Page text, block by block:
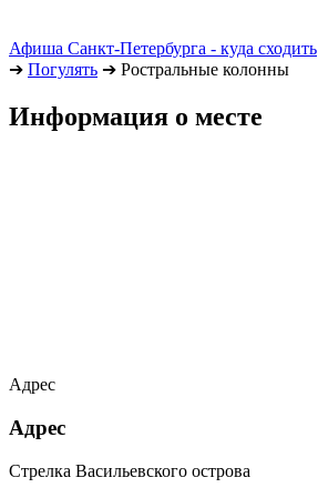
Афиша Санкт-Петербурга - куда сходить
➔ Погулять ➔ Ростральные колонны
Информация о месте
Адрес
Адрес
Стрелка Васильевского острова